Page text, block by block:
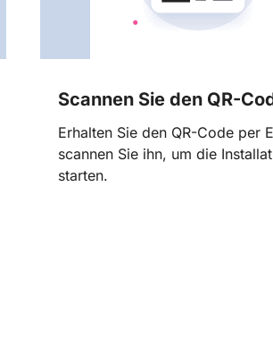
Scannen Sie den QR-
Erhalten Sie den QR-Code per
scannen Sie ihn, um die
starten.